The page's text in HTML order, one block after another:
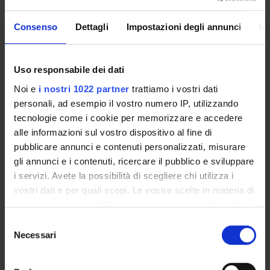
Consenso Dettagli Impostazioni degli annunci
Uso responsabile dei dati
Noi e i nostri 1022 partner trattiamo i vostri dati
personali, ad esempio il vostro numero IP, utilizzando
tecnologie come i cookie per memorizzare e accedere
alle informazioni sul vostro dispositivo al fine di
pubblicare annunci e contenuti personalizzati, misurare
gli annunci e i contenuti, ricercare il pubblico e sviluppare
i servizi. Avete la possibilità di scegliere chi utilizza i
vostri dati e per quali scopi. Le vostre scelte in materia di
privacy sono applicabili solo su questa proprietà digitale
modificare o revocare il proprio consenso in qualsiasi
momento dalla Dichiarazione sui cookie o facendo clic
delNecessari
Presentazione
Come iscriversi e Requisiti di ammissione
Piani didattici
Organi collegiali e di governo
Rete formativa
Servizio Studenti Internazionali
OFFERTA FORMATIVA